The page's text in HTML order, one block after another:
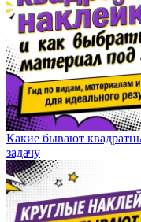
Какие бывают
задачу